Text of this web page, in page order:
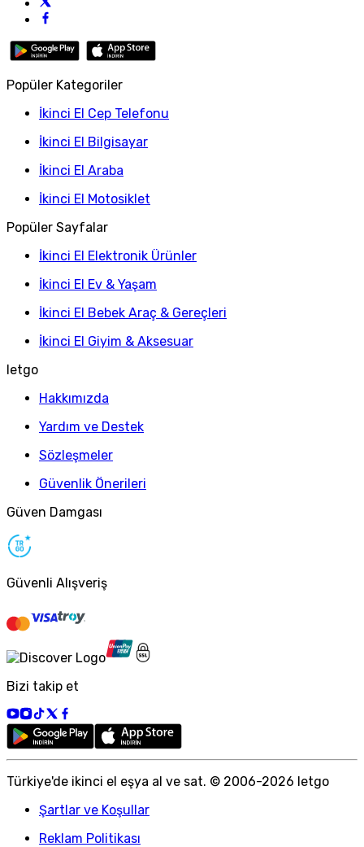
Popüler Kategoriler
İkinci El Cep Telefonu
İkinci El Bilgisayar
İkinci El Araba
İkinci El Motosiklet
Popüler Sayfalar
İkinci El Elektronik Ürünler
İkinci El Ev & Yaşam
İkinci El Bebek Araç & Gereçleri
İkinci El Giyim & Aksesuar
letgo
Hakkımızda
Yardım ve Destek
Sözleşmeler
Güvenlik Önerileri
Güven Damgası
Güvenli Alışveriş
Bizi takip et
Türkiye'de ikinci el eşya al ve sat. © 2006-2026 letgo
Şartlar ve Koşullar
Reklam Politikası